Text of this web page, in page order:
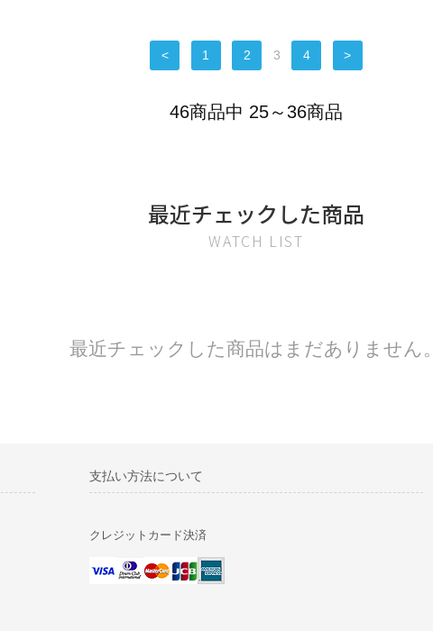
< 1 2 3 4 >
46商品中 25～36商品
最近チェックした商品
WATCH LIST
最近チェックした商品はまだありません。
支払い方法について
クレジットカード決済